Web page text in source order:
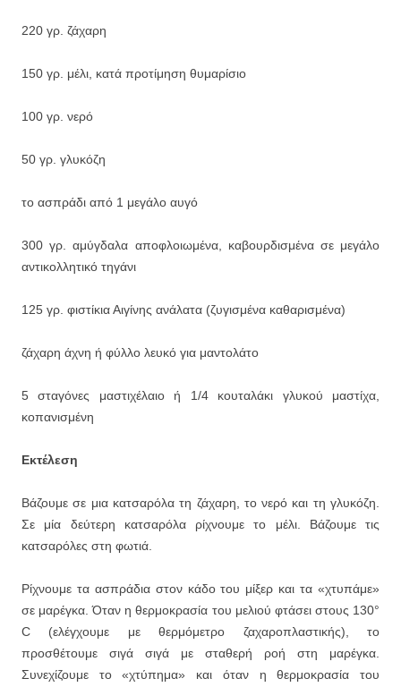
220 γρ. ζάχαρη
150 γρ. μέλι, κατά προτίμηση θυμαρίσιο
100 γρ. νερό
50 γρ. γλυκόζη
το ασπράδι από 1 μεγάλο αυγό
300 γρ. αμύγδαλα αποφλοιωμένα, καβουρδισμένα σε μεγάλο
αντικολλητικό τηγάνι
125 γρ. φιστίκια Αιγίνης ανάλατα (ζυγισμένα καθαρισμένα)
ζάχαρη άχνη ή φύλλο λευκό για μαντολάτο
5 σταγόνες μαστιχέλαιο ή 1/4 κουταλάκι γλυκού μαστίχα,
κοπανισμένη
Εκτέλεση
Βάζουμε σε μια κατσαρόλα τη ζάχαρη, το νερό και τη γλυκόζη.
Σε μία δεύτερη κατσαρόλα ρίχνουμε το μέλι. Βάζουμε τις
κατσαρόλες στη φωτιά.
Ρίχνουμε τα ασπράδια στον κάδο του μίξερ και τα «χτυπάμε»
σε μαρέγκα. Όταν η θερμοκρασία του μελιού φτάσει στους 130°
C (ελέγχουμε με θερμόμετρο ζαχαροπλαστικής), το
προσθέτουμε σιγά σιγά με σταθερή ροή στη μαρέγκα.
Συνεχίζουμε το «χτύπημα» και όταν η θερμοκρασία του